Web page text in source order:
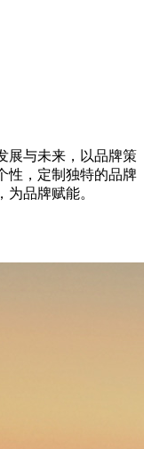
展与未来，以品牌策
性，定制独特的品牌
品牌赋能。